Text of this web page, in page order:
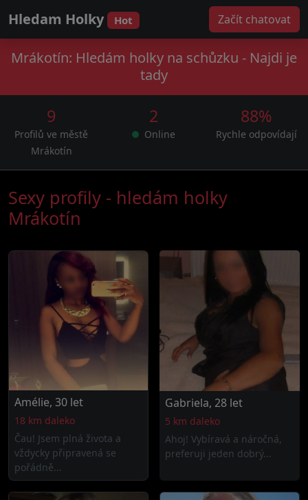
Hledam Holky Hot Začít chatovat
Mrákotín: Hledám holky na schůzku - Najdi je
tady
9
Profilů ve městě
Mrákotín
2
Online
88%
Rychle odpovídají
Sexy profily - hledám holky
Mrákotín
Amélie, 30 let
18 km daleko
Čau! Jsem plná života a
vždycky připravená se
pořádně...
Gabriela, 28 let
5 km daleko
Ahoj! Vybíravá a náročná,
preferuji jeden dobrý...